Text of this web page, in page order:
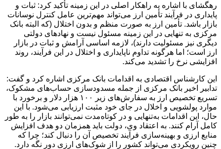
رهگشای با اشاره به راهکار اصلی در این زمینه تأکید کرد: ثبات و
پایداری در فرآیند تأمین ارز می‌تواند مهم‌ترین عامل کنترل نوسانات
بازار باشد. تأمین ارز به صورت منظم و بدون اختلال (که البته بانک
مرکزی به تنهایی در این زمینه مسئول نیست و نهادهای دولتی
دیگری نیز مسئولیت دارند)، لازمه اساسی آرامش و ثبات در بازار
ارز است؛ اما هرگونه تداوم ناپایداری و اختلال در این فرآیند، روند
افزایشی نرخ را تشدید می‌کند.
این کارشناس اقتصادی به اقدامات بانک مرکزی اشاره کرد و گفت:
تدابیر اخیر بانک مرکزی از جمله مسدودسازی حساب‌های مشکوک،
تسریع تخصیص ارز به سفارش‌های زیر ۱۰۰ هزار دلار و برخورد با
موارد پولشویی و اخلال در جای خود مثبت ارزیابی می‌شود. با این
حال، این اقدامات به‌تنهایی و در کوتاه‌مدت نمی‌توانند بازار را به طور
کامل آرام کنند. به اعتقاد وی، دولت باید همزمان دو هدف افزایش
منابع ارزی و بهینه‌سازی فرآیند تخصیص آن را دنبال کند؛ چرا که
چنین رویکردی می‌تواند کشور را از شوک‌های ارزی دور نگه دارد.